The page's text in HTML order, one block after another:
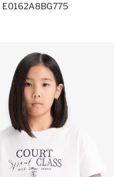
E0162A8BG775